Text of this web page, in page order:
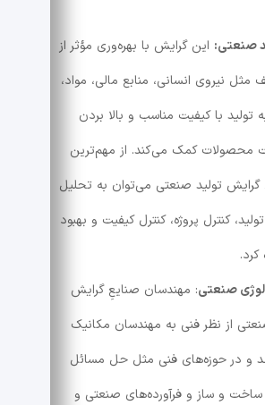
صنعتی: این گرایش با بهره‌وری مؤثر از
مثل نیروی انسانی، منابع مالی، مواد،
تولید با کیفیت مناسب و بالا بردن
محصولات کمک می‌کند. از مهم‌ترین
گرایش تولید صنعتی می‌توان به تحلیل
کنترل پروژه، کنترل کیفیت و بهبود
کرد.
صنعتی: مهندسان صنایعِ گرایش
از نظر فنی به مهندسان مکانیک
و در حوزه‌های فنی مثل حل مسائل
ساخت و ساز و فرآورده‌های صنعتی و